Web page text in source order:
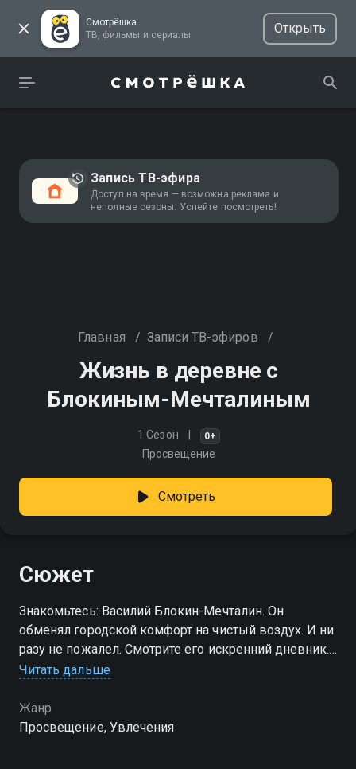
Смотрёшка
ТВ, фильмы и сериалы
Открыть
Запись ТВ-эфира
Доступ на время — возможна реклама и
неполные сезоны. Успейте посмотреть!
Главная / Записи ТВ-эфиров /
Жизнь в деревне с
Блокиным-Мечталиным
1 Сезон 0+
Просвещение
Смотреть
Сюжет
Знакомьтесь: Василий Блокин-Мечталин. Он
обменял городской комфорт на чистый воздух. И ни
разу не пожалел. Смотрите его искренний дневник.
Честно о трудностях, вдохновенно о победах,
взгляд на счастье
Читать дальше
Жанр
Просвещение, Увлечения